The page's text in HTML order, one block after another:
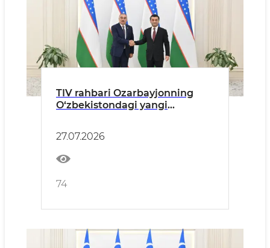
TIV rahbari Ozarbayjonning
O‘zbekistondagi yangi
qildi
27.07.2026
74